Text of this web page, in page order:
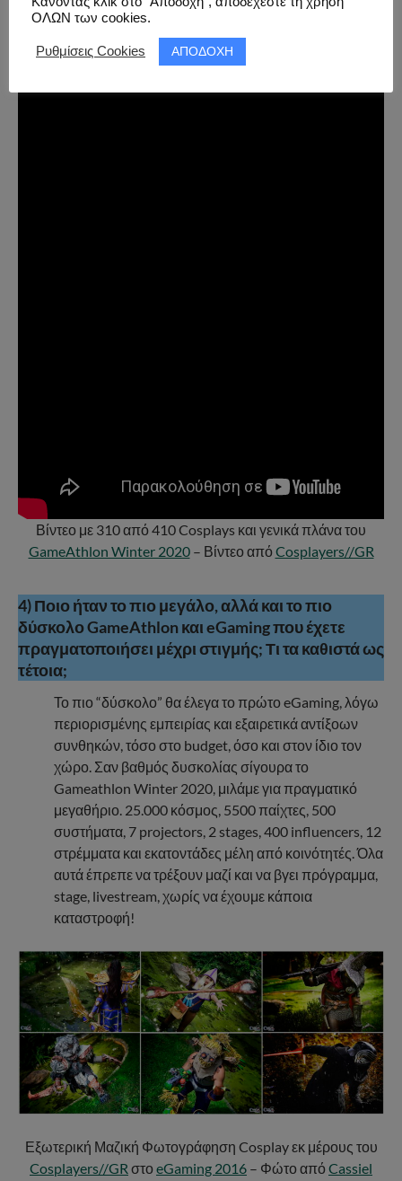
Η βασική μας διαφορά; Ότι εγώ είμαι και 666 lvl στο
Βίντεο με 310 από 410 Cosplays και γενικά πλάνα του
GameAthlon Winter 2020– Βίντεο από Cosplayers//GR
4) Ποιο ήταν το πιο μεγάλο, αλλά και το πιο
δύσκολο GameAthlon και eGaming που έχετε
πραγματοποιήσει μέχρι στιγμής; Τι τα καθιστά ως
τέτοια;
Το πιο “δύσκολο” θα έλεγα το πρώτο eGaming, λόγω
περιορισμένης εμπειρίας και εξαιρετικά αντίξοων
συνθηκών, τόσο στο budget, όσο και στον ίδιο τον
χώρο. Σαν βαθμός δυσκολίας σίγουρα το
Gameathlon Winter 2020, μιλάμε για πραγματικό
μεγαθήριο. 25.000 κόσμος, 5500 παίχτες, 500
συστήματα, 7 projectors, 2 stages, 400 influencers, 12
στρέμματα και εκατοντάδες μέλη από κοινότητές. Όλα
αυτά έπρεπε να τρέξουν μαζί και να βγει πρόγραμμα,
stage, livestream, χωρίς να έχουμε κάποια
καταστροφή!
Εξωτερική Μαζική Φωτογράφηση Cosplay εκ μέρους του
Cosplayers//GR στο eGaming 2016 – Φώτο από Cassiel
ΟΛΩΝ των cookies.
Ρυθμίσεις Cookies ΑΠΟΔΟΧΗ